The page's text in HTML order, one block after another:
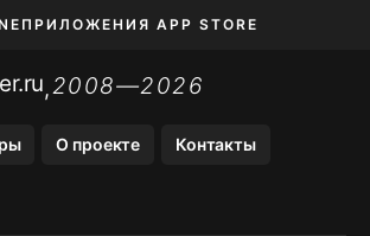
ПРИЛОЖЕНИЯ APP STORE
ПРИЛОЖЕНИЯ БЕЗ APP STORE
,2008—2026
О проекте Контакты